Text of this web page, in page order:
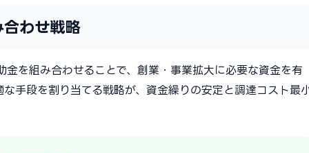
わせ戦略
を組み合わせることで、創業・事業拡大に必要な資金を有
手段を割り当てる戦略が、資金繰りの安定と調達コスト最